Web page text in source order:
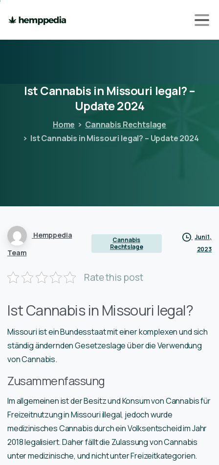
IstCannabis in Missouri legal?–
Update2024
Home
Cannabis Rechtslage
Ist Cannabis in Missouri legal? – Update 2024
Hemppedia
Team
Cannabis
Rechtslage
Juni 1,
2023
Rate this post
Ist Cannabis in Missouri legal?
Missouri ist ein Bundesstaat mit einer komplexen und sich
ständig ändernden Gesetzeslage über die Verwendung
von Cannabis.
Zusammenfassung
Im allgemeinen ist der Besitz und Konsum von Cannabis für
Freizeitnutzung in Missouri illegal, jedoch wurde
medizinisches Cannabis durch ein Volksentscheid im Jahr
2018 legalisiert. Daher fällt die Zulassung von Cannabis
unter medizinische, und nicht unter Freizeitkategorien.